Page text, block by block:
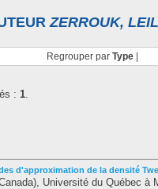
ZERROUK,
Regrouper par Type|
: 1.
d'approximation de la densité
Université du Québec à